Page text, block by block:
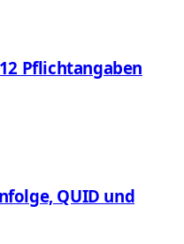
Pflichtangaben
QUID und